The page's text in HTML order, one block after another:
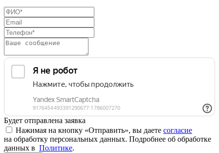
Будет отправлена заявка
Нажимая на кнопку «Отправить», вы даете согласие
на обработку персональных данных. Подробнее об обработке
данных в Политике.